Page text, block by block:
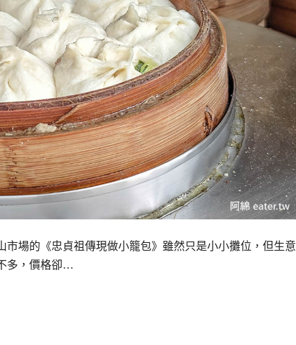
場的《忠貞祖傳現做小籠包》雖然只是小小攤位，但生意
多，價格卻…